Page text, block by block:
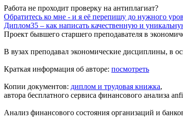
Работа не проходит проверку на антиплагиат?
Обратитесь ко мне - и я её перепишу до нужного
Диплом35 – как написать качественную и
Проект бывшего старшего преподавателя в
В вузах преподавал экономические дисциплины, в
Краткая информация об авторе: посмотреть
Копии документов: диплом и трудовая книжка,
автора бесплатного сервиса финансового анализа
Анализ финансового состояния организаций и